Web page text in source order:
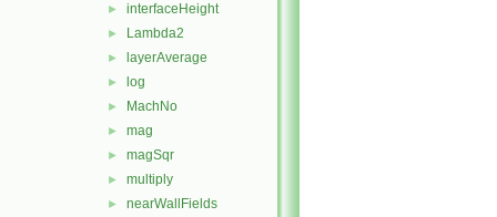
► interfaceHeight
► Lambda2
► layerAverage
► log
► MachNo
► mag
► magSqr
► multiply
► nearWallFields